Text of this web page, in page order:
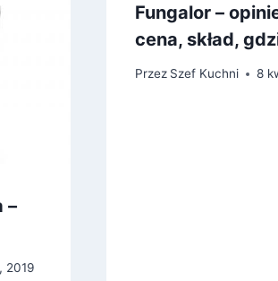
–
2019
Fungalor –
cena, skład,
Przez Szef Kuchni 8